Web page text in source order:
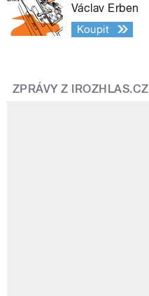
Václav Erben
Koupit
ZPRÁVY Z IROZHLAS.CZ